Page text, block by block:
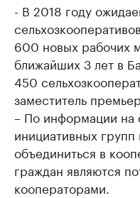
- В 2018 году
600 новых рабочих
ближайших 3 лет в
450
заместитель
– По информации на
инициативных
объединиться в
граждан являются
кооператорами.